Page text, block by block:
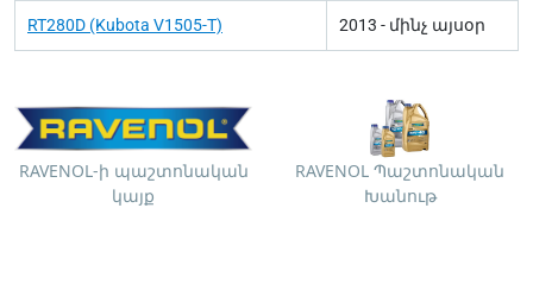
RT280D (Kubota V1505-T) 2013 - մինչ այսօր
RAVENOL-ի պաշտոնական
կայք
RAVENOL Պաշտոնական
Խանութ